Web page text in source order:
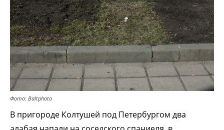
Фото: Baltphoto
В пригороде Колтушей под Петербургом два